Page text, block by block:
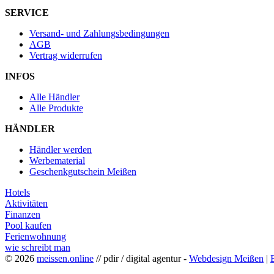
SERVICE
Versand- und Zahlungsbedingungen
AGB
Vertrag widerrufen
INFOS
Alle Händler
Alle Produkte
HÄNDLER
Händler werden
Werbematerial
Geschenkgutschein Meißen
Hotels
Aktivitäten
Finanzen
Pool kaufen
Ferienwohnung
wie schreibt man
© 2026 meissen.online // pdir / digital agentur - Webdesign Meißen |